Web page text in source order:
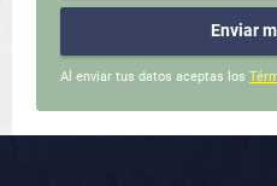
Enviar
Al enviar tus datos aceptas los